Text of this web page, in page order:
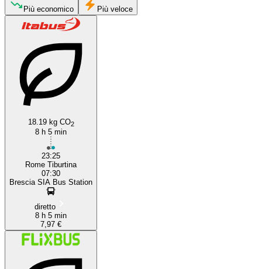
Brescia
Più economico Più veloce
18.19 kg CO2
8 h 5 min
23:25
Rome Tiburtina
07:30
Brescia SIA Bus Station
diretto
8 h 5 min
7,97 €